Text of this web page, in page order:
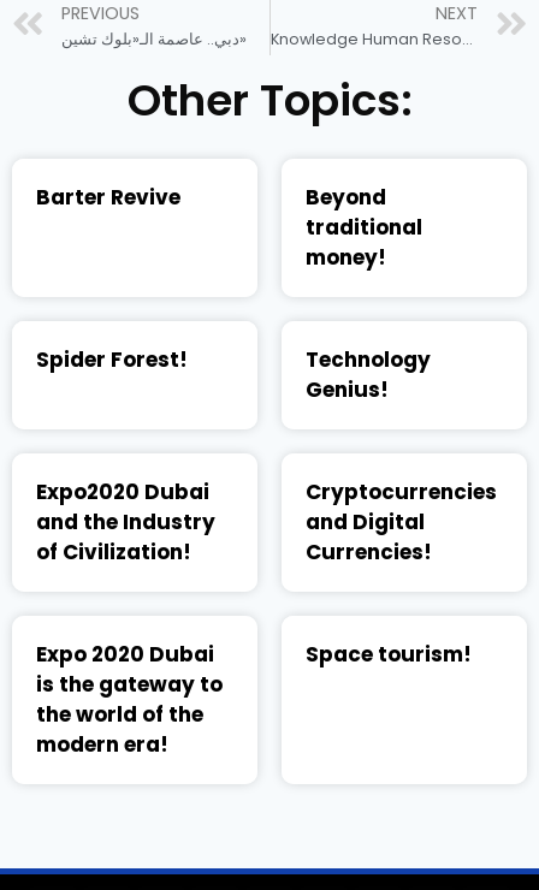
PREVIOUS
دبي.. عاصمة الـ«بلوك تشين»
NEXT
Knowledge Human Resources Economy
Other Topics:
Barter Revive
Beyond
traditional
money!
Spider Forest!
Technology
Genius!
Expo2020 Dubai
and the Industry
of Civilization!
Cryptocurrencies
and Digital
Currencies!
Expo 2020 Dubai
is the gateway to
the world of the
modern era!
Space tourism!